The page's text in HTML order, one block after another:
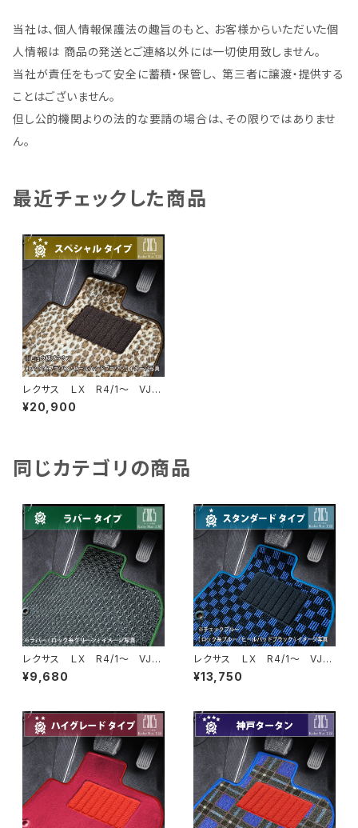
当社は、個人情報保護法の趣旨のもと、 お客様からいただいた個
人情報は 商品の発送とご連絡以外には一切使用致しません。
当社が責任をもって安全に蓄積・保管し、 第三者に譲渡・提供する
ことはございません。
但し公的機関よりの法的な要請の場合は、その限りではありませ
ん。
最近チェックした商品
レクサス ＬＸ R4/1〜 VJA
310W 5人乗 フロアマット一
式 カーマット スペシャルタイ
¥20,900
同じカテゴリの商品
レクサス ＬＸ R4/1〜 VJA
310W 5人乗 フロアマット一
式 カーマット 防水 ラバー
¥9,680
レクサス ＬＸ R4/1〜 VJA
310W 5人乗 フロアマット一
式 カーマット スタンダードタ
¥13,750